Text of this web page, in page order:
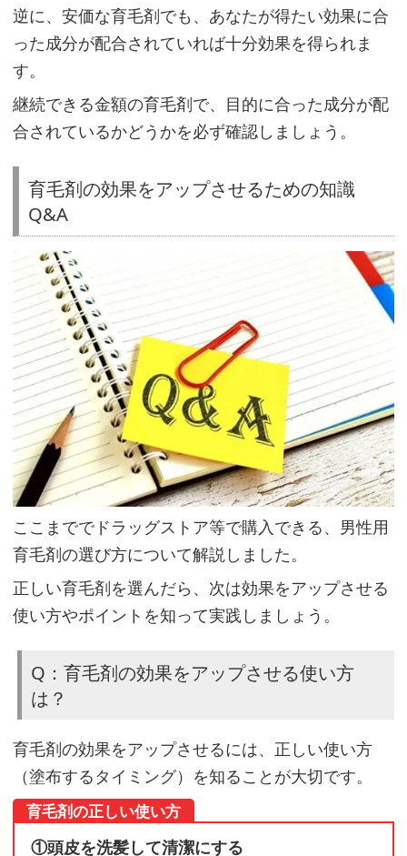
も
お
す
め
逆に、安価な育毛剤でも、あなたが得たい効果に合
った成分が配合されていれば十分効果を得られま
す。
継続できる金額の育毛剤で、目的に合った成分が配
合されているかどうかを必ず確認しましょう。
育毛剤の効果をアップさせるための知識
Q&A
ここまででドラッグストア等で購入できる、男性用
育毛剤の選び方について解説しました。
正しい育毛剤を選んだら、次は効果をアップさせる
使い方やポイントを知って実践しましょう。
Q：育毛剤の効果をアップさせる使い方
は？
育毛剤の効果をアップさせるには、正しい使い方
（塗布するタイミング）を知ることが大切です。
育毛剤の正しい使い方
①頭皮を洗髪して清潔にする